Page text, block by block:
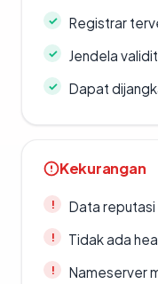
Registrar
Jendela
Dapat
Kekurangan
Data
Tidak ada
Nameserver